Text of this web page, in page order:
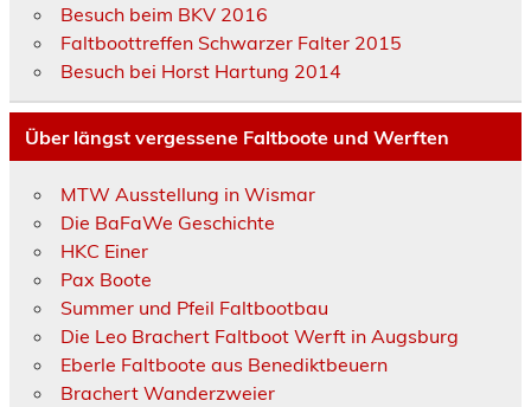
Besuch beim BKV 2016
Faltboottreffen Schwarzer Falter 2015
Besuch bei Horst Hartung 2014
Über längst vergessene Faltboote und Werften
MTW Ausstellung in Wismar
Die BaFaWe Geschichte
HKC Einer
Pax Boote
Summer und Pfeil Faltbootbau
Die Leo Brachert Faltboot Werft in Augsburg
Eberle Faltboote aus Benediktbeuern
Brachert Wanderzweier